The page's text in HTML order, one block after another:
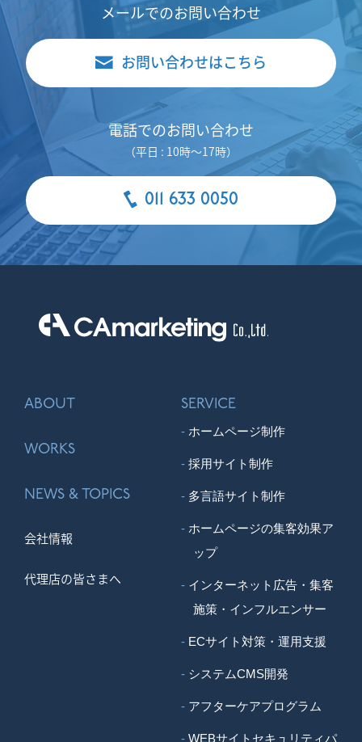
メールでのお問い合わせ
お問い合わせはこちら
電話でのお問い合わせ
（平日 : 10時～17時）
011 633 0050
ABOUT
WORKS
NEWS & TOPICS
会社情報
代理店の皆さまへ
SERVICE
ホームページ制作
採用サイト制作
多言語サイト制作
ホームページの集客効果ア
ップ
インターネット広告・集客
施策・インフルエンサー
ECサイト対策・運用支援
システムCMS開発
アフターケアプログラム
WEBサイトセキュリティパ